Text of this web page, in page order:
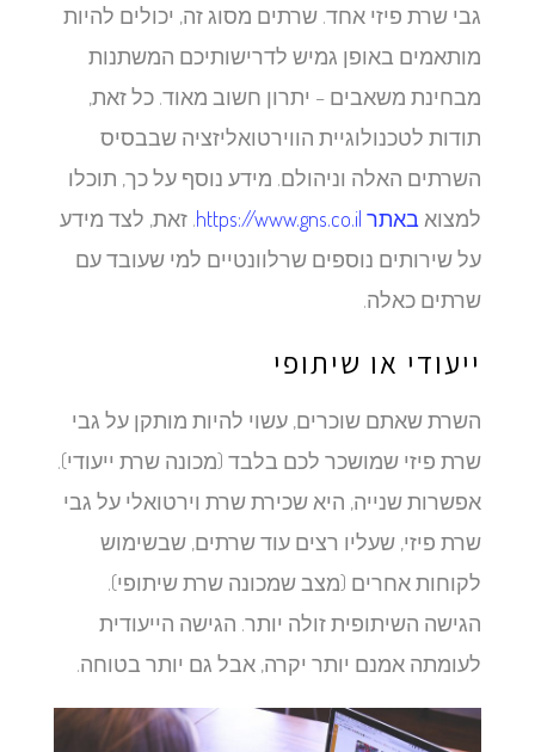
גבי שרת פיזי אחד. שרתים מסוג זה, יכולים להיות
מותאמים באופן גמיש לדרישותיכם המשתנות
מבחינת משאבים – יתרון חשוב מאוד. כל זאת,
תודות לטכנולוגיית הווירטואליזציה שבבסיס
השרתים האלה וניהולם. מידע נוסף על כך, תוכלו
למצואבאתר https://www.gns.co.il
. זאת, לצד מידע
על שירותים נוספים שרלוונטיים למי שעובד עם
שרתים כאלה.
ייעודי או שיתופי
השרת שאתם שוכרים, עשוי להיות מותקן על גבי
שרת פיזי שמושכר לכם בלבד (מכונה שרת ייעודי).
אפשרות שנייה, היא שכירת שרת וירטואלי על גבי
שרת פיזי, שעליו רצים עוד שרתים, שבשימוש
לקוחות אחרים (מצב שמכונה שרת שיתופי).
הגישה השיתופית זולה יותר. הגישה הייעודית
לעומתה אמנם יותר יקרה, אבל גם יותר בטוחה.